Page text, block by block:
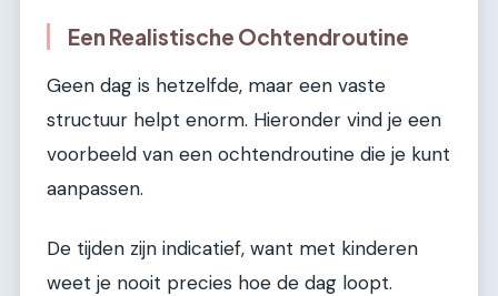
Een Realistische Ochtendroutine
Geen dag is hetzelfde, maar een vaste
structuur helpt enorm. Hieronder vind je een
voorbeeld van een ochtendroutine die je kunt
aanpassen.
De tijden zijn indicatief, want met kinderen
weet je nooit precies hoe de dag loopt.